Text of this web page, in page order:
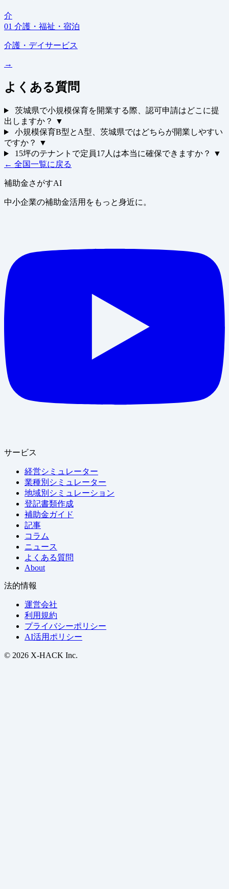
介
01 介護・福祉・宿泊
介護・デイサービス
→
よくある質問
茨城県で小規模保育を開業する際、認可申請はどこに提
出しますか？
▼
小規模保育B型とA型、茨城県ではどちらが開業しやすい
ですか？
▼
15坪のテナントで定員17人は本当に確保できますか？
▼
← 全国一覧に戻る
補助金さがすAI
中小企業の補助金活用をもっと身近に。
サービス
経営シミュレーター
業種別シミュレーター
地域別シミュレーション
登記書類作成
補助金ガイド
記事
コラム
ニュース
よくある質問
About
法的情報
運営会社
利用規約
プライバシーポリシー
AI活用ポリシー
© 2026 X-HACK Inc.